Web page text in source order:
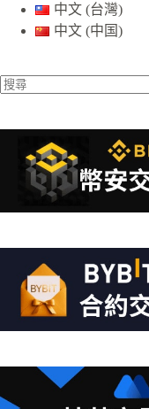
中文 (台灣)
中文 (中国)
不
條